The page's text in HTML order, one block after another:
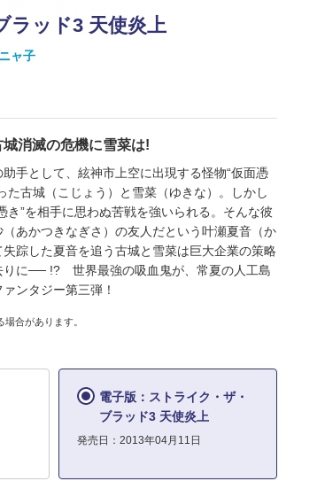
ラッド3 天使炎上
ャ子
消滅の危機に雪菜は!
手として、絃神市上空に出現する怪物“仮面憑
た古城（こじょう）と雪菜（ゆきな）。しかし
き”を相手に思わぬ苦戦を強いられる。そんな彼
あかつきなぎさ）の友人だという叶瀬夏音（か
踪した夏音を追う古城と雪菜は巨大企業の策略
りに── !? 世界最強の吸血鬼が、常夏の人工島
ンタジー第三弾！
合があります。
電子版：ストライク・ザ・
ブラッド3 天使炎上
発売日：2013年04月11日